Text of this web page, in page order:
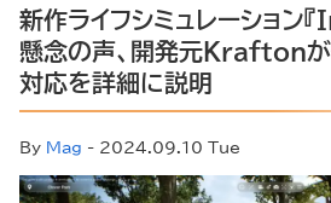
新作ライフシミュレーション
懸念の声、開発元Krafton
対応を詳細に説明
By Mag - 2024.09.10 Tue